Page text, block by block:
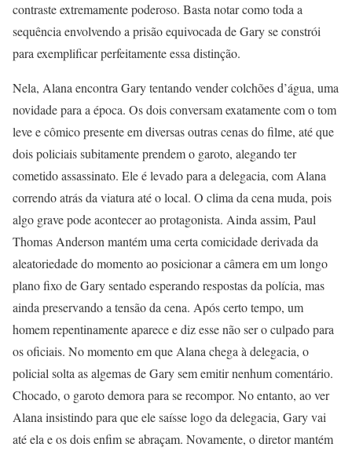
contraste extremamente poderoso. Basta notar como toda a
sequência envolvendo a prisão equivocada de Gary se constrói
para exemplificar perfeitamente essa distinção.
Nela, Alana encontra Gary tentando vender colchões d’água, uma
novidade para a época. Os dois conversam exatamente com o tom
leve e cômico presente em diversas outras cenas do filme, até que
dois policiais subitamente prendem o garoto, alegando ter
cometido assassinato. Ele é levado para a delegacia, com Alana
correndo atrás da viatura até o local. O clima da cena muda, pois
algo grave pode acontecer ao protagonista. Ainda assim, Paul
Thomas Anderson mantém uma certa comicidade derivada da
aleatoriedade do momento ao posicionar a câmera em um longo
plano fixo de Gary sentado esperando respostas da polícia, mas
ainda preservando a tensão da cena. Após certo tempo, um
homem repentinamente aparece e diz esse não ser o culpado para
os oficiais. No momento em que Alana chega à delegacia, o
policial solta as algemas de Gary sem emitir nenhum comentário.
Chocado, o garoto demora para se recompor. No entanto, ao ver
Alana insistindo para que ele saísse logo da delegacia, Gary vai
até ela e os dois enfim se abraçam. Novamente, o diretor mantém